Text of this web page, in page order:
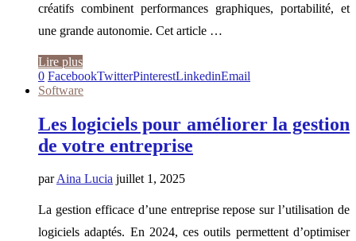
créatifs combinent performances graphiques, portabilité, et
une grande autonomie. Cet article …
Lire plus
0 FacebookTwitterPinterestLinkedinEmail
Software
Les logiciels pour améliorer la gestion
de votre entreprise
parAina Lucia juillet 1, 2025
La gestion efficace d’une entreprise repose sur l’utilisation de
logiciels adaptés. En 2024, ces outils permettent d’optimiser